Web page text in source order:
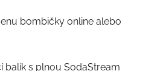
bombičky online alebo
balík s plnou SodaStream